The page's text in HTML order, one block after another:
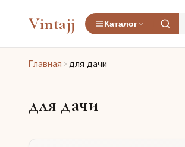
Vintajj Каталог
Главная для дачи
для дачи